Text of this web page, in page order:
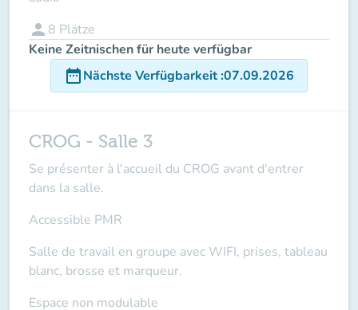
person 8 Plätze
Keine Zeitnischen für heute verfügbar
date_rangeNächste Verfügbarkeit:07.09.2026
CROG - Salle 3
Se présenter à l'accueil du CROG avant d'entrer
dans la salle.
Accessible PMR
Salle de travail en groupe avec WIFI, prises, tableau
blanc, brosse et marqueur.
Espace non modulable